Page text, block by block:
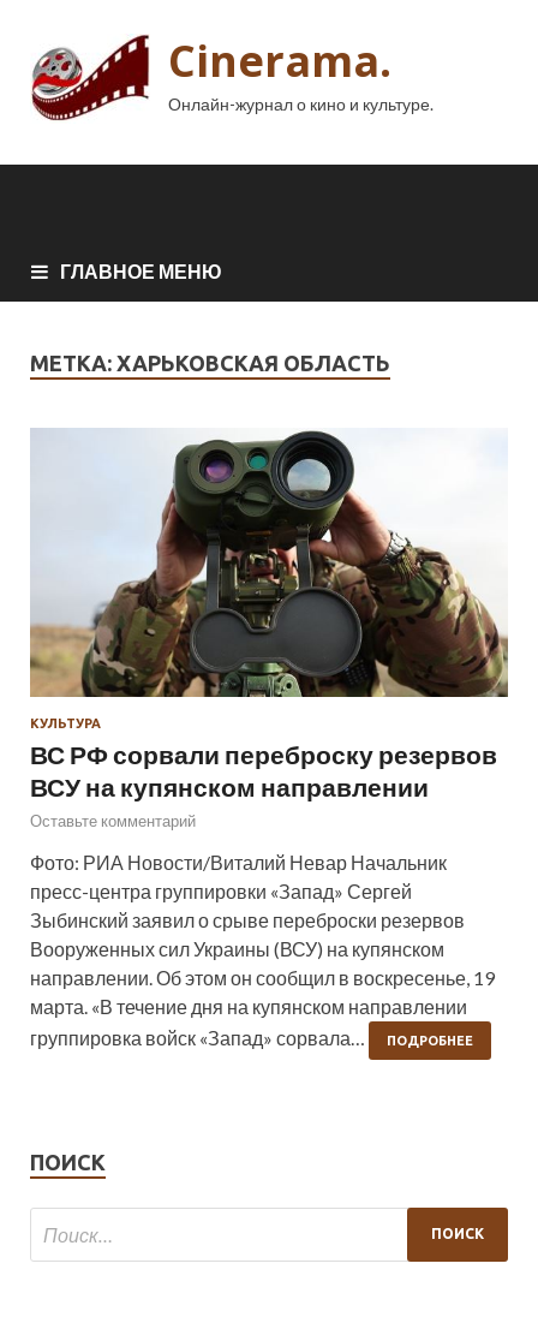
Cinerama.
Онлайн-журнал о кино и культуре.
ГЛАВНОЕ МЕНЮ
МЕТКА: ХАРЬКОВСКАЯ ОБЛАСТЬ
КУЛЬТУРА
ВС РФ сорвали переброску резервов
ВСУ на купянском направлении
Оставьте комментарий
Фото: РИА Новости/Виталий Невар Начальник
пресс-центра группировки «Запад» Сергей
Зыбинский заявил о срыве переброски резервов
Вооруженных сил Украины (ВСУ) на купянском
направлении. Об этом он сообщил в воскресенье, 19
марта. «В течение дня на купянском направлении
группировка войск «Запад» сорвала…
ПОДРОБНЕЕ
ПОИСК